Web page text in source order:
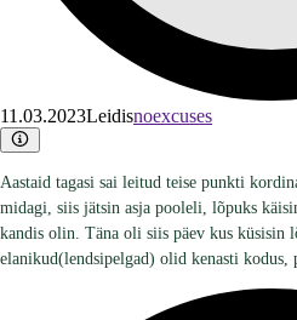
11.03.2023Leidisnoexcuses
Aastaid tagasi sai leitud teise punkti
midagi, siis jätsin asja pooleli, lõpuks
kandis olin. Täna oli siis päev kus küsisin
elanikud(lendsipelgad) olid kenasti kodus,